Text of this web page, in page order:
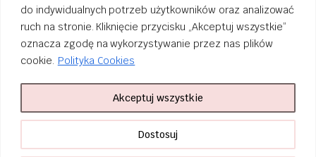
do indywidualnych potrzeb użytkowników oraz analizować
ruch na stronie. Kliknięcie przycisku „Akceptuj wszystkie”
oznacza zgodę na wykorzystywanie przez nas plików
cookie. Polityka Cookies
Dostosuj
Akceptuj wszystkie
INSTAGRAM
nailsibrido.pl Copyright © 2024BSK Media– Part ofBSK Group. All